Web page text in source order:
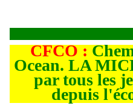
CFCO :
Ocean. LA
par tous les
depuis